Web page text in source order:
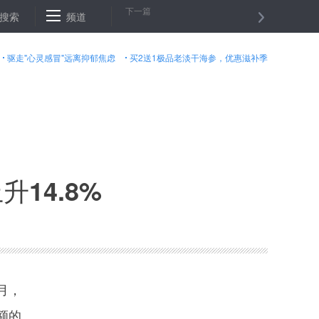
综述：中国借戛纳电影市场推动国产片“出海” 刘赐贵当选海南省人
搜索 频道 下一篇
驱走"心灵感冒"远离抑郁焦虑 买2送1极品老淡干海参，优惠滋补季
14.8%
的